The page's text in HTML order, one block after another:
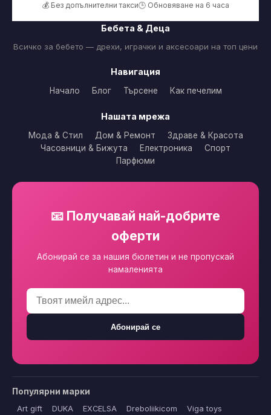
💰 Без допълнителни такси🕒 Обновяване на 6 часа
Бебета & Деца
Всичко за бебето — дрехи, играчки и аксесоари на топ цени
Навигация
Начало Блог Търсене Как печелим
Нашата мрежа
Мода & Стил Дом & Ремонт
Здраве & Красота
Часовници & Бижута
Електроника
Спорт
Парфюми
📧 Получавай най-добрите
оферти
Абонирай се за нашия бюлетин и не пропускай
намаленията
Абонирай се
Популярни марки
Art gift DUKA EXCELSA Dreboliikicom
Viga toys